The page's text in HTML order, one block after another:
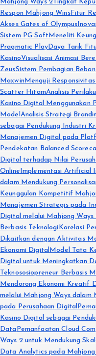
Mahjong Ways 2Tingkat
Respon Mahjong WinsFitur
Akses Gates of Olympus
Sistem PG Soft Meneliti
Pragmatic PlayDaya Tarik
KasinoVisualisasi Animasi
ZeusSistem Pembagian
MaxwinMenguji
Scatter HitamAnalisis
Kasino Digital Menggunakan
Model Analisis Strategi
sebagai Pendukung Industri
Manajemen Digital pada
Pendekatan Balanced
Digital terhadap Nilai
Online Implementasi Artificial
dalam Mendukung
Keunggulan Kompetitif
Manajemen Strategis pada
Digital melalui Mahjong
Berbasis Teknologi Korelasi
Dikaitkan dengan Aktivitas
Ekonomi Digital Model Tata
Digital untuk Meningkatkan
Teknososiopreneur Berbasis
Mendorong Ekonomi Kreatif
melalui Mahjong Ways dalam
pada Perusahaan Digital
Kasino Digital sebagai
Data Pemanfaatan Cloud
Ways 2 untuk Mendukung
Data Analytics pada